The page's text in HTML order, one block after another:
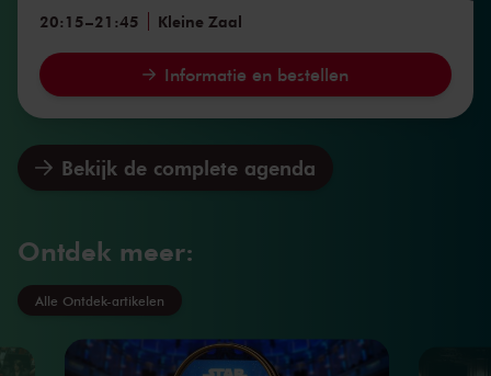
20:15–21:45 Kleine Zaal
Informatie en bestellen
Bekijk de complete agenda
Ontdek meer:
Alle Ontdek-artikelen